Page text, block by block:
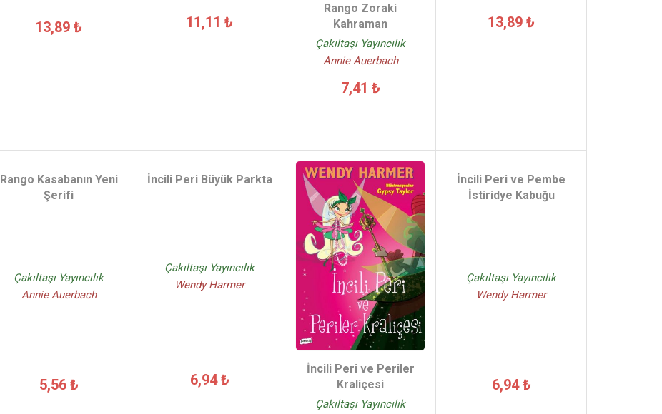
13,89 ₺ 11,11 ₺
Rango Zoraki
Kahraman
Çakıltaşı Yayıncılık
Annie Auerbach
7,41 ₺
13,89 ₺
Rango Kasabanın Yeni
Şerifi
Çakıltaşı Yayıncılık
Annie Auerbach
5,56 ₺
İncili Peri Büyük Parkta
Çakıltaşı Yayıncılık
Wendy Harmer
6,94 ₺
İncili Peri ve Periler
Kraliçesi
Çakıltaşı Yayıncılık
İncili Peri ve Pembe
İstiridye Kabuğu
Çakıltaşı Yayıncılık
Wendy Harmer
6,94 ₺